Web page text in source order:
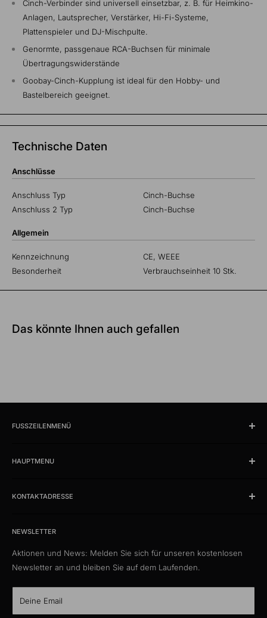
Cinch-Verbinder sind universell einsetzbar, z. B. für Heimkino-
Anlagen, Lautsprecher, Verstärker, Hi-Fi-Systeme,
Plattenspieler und DJ-Mischpulte.
Genormte, passgenaue RCA-Buchsen für minimale
Übertragungswiderstände
Goobay-Cinch-Kupplung ist ideal für den Hobby- und
Bastelbereich geeignet.
Technische Daten
Anschlüsse
Anschluss Typ
Cinch-Buchse
Anschluss 2 Typ
Cinch-Buchse
Allgemein
Kennzeichnung
CE, WEEE
Besonderheit
Verbrauchseinheit 10 Stk.
Das könnte Ihnen auch gefallen
FUSSZEILENMENÜ
Öffnungszeiten und Lokalität
AGB
Versandkosten
HAUPTMENU
News
Musterkataloge
Eigenmarke
CustomCables
KabelLexikon
Über uns
KONTAKTADRESSE
Das Kabelportal. Persönlich. Kompetent. Seit 1997.
CH-5012 Schönenwerd
NEWSLETTER
Aktionen und News: Melden Sie sich für unseren kostenlosen
Newsletter an und bleiben Sie auf dem Laufenden.
Deine Email